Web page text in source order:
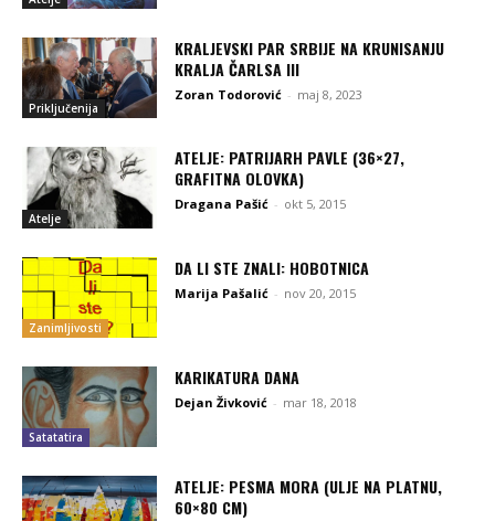
Priključenija
KRALJEVSKI PAR SRBIJE NA KRUNISANJU
KRALJA ČARLSA III
Zoran Todorović - maj 8, 2023
Atelje
ATELJE: PATRIJARH PAVLE (36×27,
GRAFITNA OLOVKA)
Dragana Pašić - okt 5, 2015
Zanimljivosti
DA LI STE ZNALI: HOBOTNICA
Marija Pašalić - nov 20, 2015
Satatatira
KARIKATURA DANA
Dejan Živković - mar 18, 2018
ATELJE: PESMA MORA (ULJE NA PLATNU,
60×80 CM)